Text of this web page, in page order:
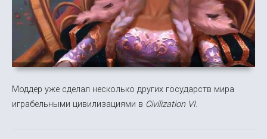
Моддер уже сделал несколько других государств мира
играбельными цивилизациями в Civilization VI.